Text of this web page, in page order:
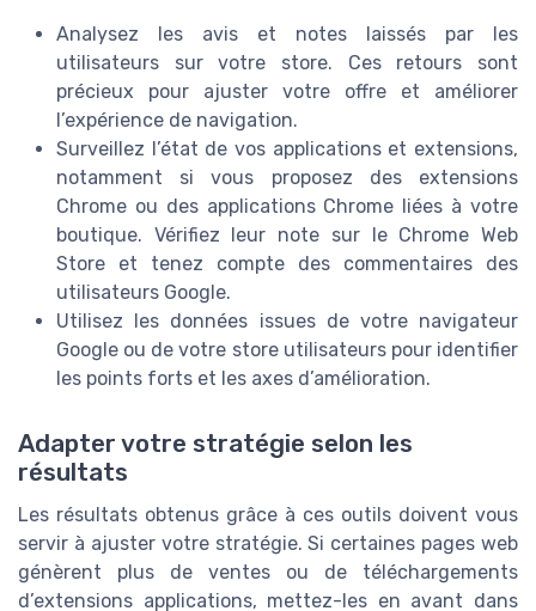
Analysez les avis et notes laissés par les
utilisateurs sur votre store. Ces retours sont
précieux pour ajuster votre offre et améliorer
l’expérience de navigation.
Surveillez l’état de vos applications et extensions,
notamment si vous proposez des extensions
Chrome ou des applications Chrome liées à votre
boutique. Vérifiez leur note sur le Chrome Web
Store et tenez compte des commentaires des
utilisateurs Google.
Utilisez les données issues de votre navigateur
Google ou de votre store utilisateurs pour identifier
les points forts et les axes d’amélioration.
Adapter votre stratégie selon les
résultats
Les résultats obtenus grâce à ces outils doivent vous
servir à ajuster votre stratégie. Si certaines pages web
génèrent plus de ventes ou de téléchargements
d’extensions applications, mettez-les en avant dans